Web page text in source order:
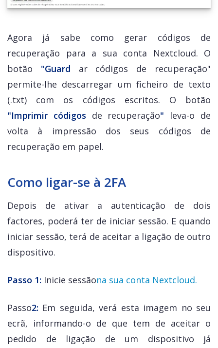
Agora já sabe como gerar códigos de
recuperação para a sua conta Nextcloud. O
botão "Guard ar códigos de recuperação"
permite-lhe descarregar um ficheiro de texto
(.txt) com os códigos escritos. O botão
"Imprimir códigos de recuperação" leva-o de
volta à impressão dos seus códigos de
recuperação em papel.
Como ligar-se à 2FA
Depois de ativar a autenticação de dois
factores, poderá ter de iniciar sessão. E quando
iniciar sessão, terá de aceitar a ligação de outro
dispositivo.
Passo 1: Inicie sessãona sua conta Nextcloud.
Passo2: Em seguida, verá esta imagem no seu
ecrã, informando-o de que tem de aceitar o
pedido de ligação de um dispositivo já